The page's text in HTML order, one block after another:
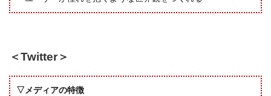
＜Twitter＞
▽メディアの特徴